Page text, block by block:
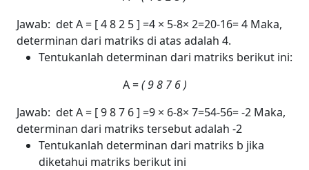
Jawab: det A = [482 5 ] =4 × 5-8× 2=20-16= 4 Maka,
determinan dari matriks di atas adalah 4.
Tentukanlah determinan dari matriks berikut ini:
A =(9 8 7 6 )
Jawab: det A = [987 6 ] =9 × 6-8× 7=54-56= -2 Maka,
determinan dari matriks tersebut adalah -2
Tentukanlah determinan dari matriks b jika
diketahui matriks berikut ini